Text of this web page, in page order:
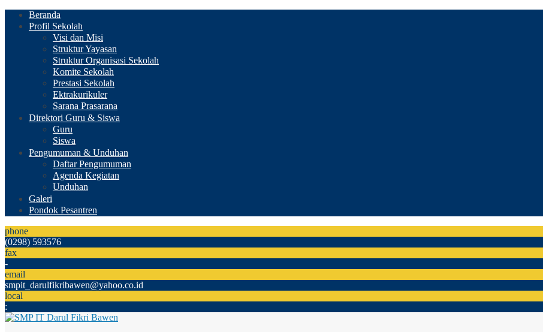
Beranda
Profil Sekolah
Visi dan Misi
Struktur Yayasan
Struktur Organisasi Sekolah
Komite Sekolah
Prestasi Sekolah
Ektrakurikuler
Sarana Prasarana
Direktori Guru & Siswa
Guru
Siswa
Pengumuman & Unduhan
Daftar Pengumuman
Agenda Kegiatan
Unduhan
Galeri
Pondok Pesantren
phone
(0298) 593576
fax
-
email
smpit_darulfikribawen@yahoo.co.id
local
: